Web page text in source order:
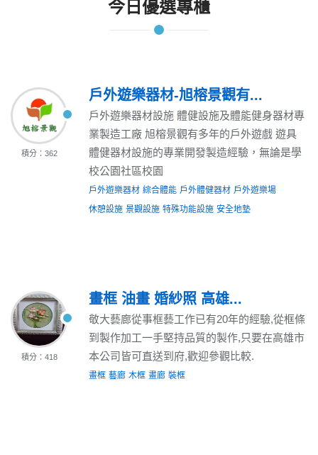
今日優選專櫃
積分：362
戶外遊樂器材-旭榕景觀有...
戶外遊樂器材設施 體健設施及體能健身器材專
業製造工廠 旭榕景觀有多年的戶外遊戲 遊具
體健器材設施的專業開發製造經驗，無論是學
校公園社區校園
戶外遊樂器材 綜合體能 戶外體健器材 戶外遊樂場
休憩設施 景觀設施 特殊功能設施 安全地墊
積分：418
畫框 油畫 婚紗照 高雄...
敬大藝廊從事框藝工作已有20年的經驗,從框條
到製作加工一手堅持品質的製作,只要在高雄市
本公司皆可直送到府,歡迎參觀比較.
畫框 藝廊 木框 畫廊 裝框